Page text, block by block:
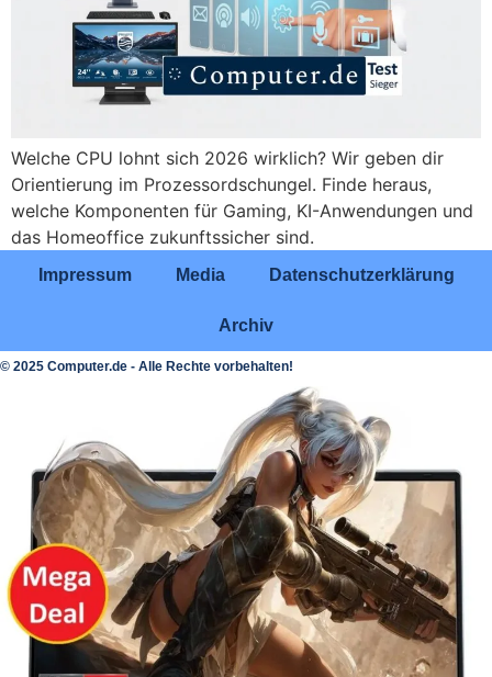
Welche CPU lohnt sich 2026 wirklich? Wir geben dir
Orientierung im Prozessordschungel. Finde heraus,
welche Komponenten für Gaming, KI-Anwendungen und
das Homeoffice zukunftssicher sind.
Impressum Media Datenschutzerklärung
Archiv
© 2025 Computer.de - Alle Rechte vorbehalten!